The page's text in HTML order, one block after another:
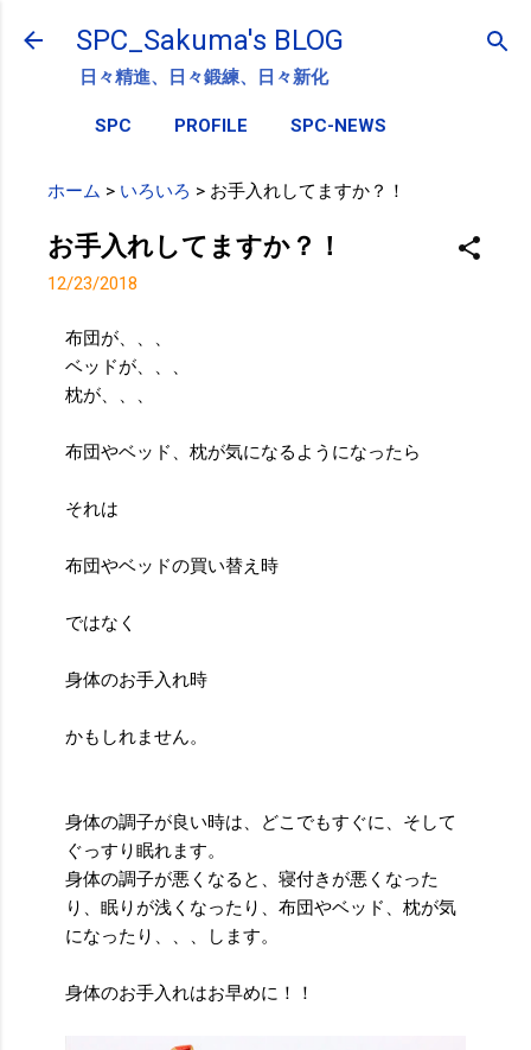
スキップしてメイン コンテンツに移動
SPC_Sakuma's BLOG
日々精進、日々鍛練、日々新化
SPC PROFILE SPC-NEWS
ホーム > いろいろ > お手入れしてますか？！
お手入れしてますか？！
12/23/2018
布団が、、、
ベッドが、、、
枕が、、、
布団やベッド、枕が気になるようになったら
それは
布団やベッドの買い替え時
ではなく
身体のお手入れ時
かもしれません。
身体の調子が良い時は、どこでもすぐに、そして
ぐっすり眠れます。
身体の調子が悪くなると、寝付きが悪くなった
り、眠りが浅くなったり、布団やベッド、枕が気
になったり、、、します。
身体のお手入れはお早めに！！